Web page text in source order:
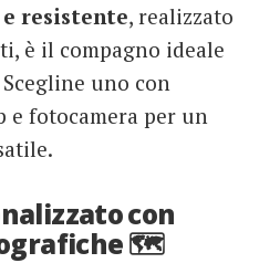
resistente, realizzato
è il compagno ideale
uno con
e fotocamera per un
con
🗺️